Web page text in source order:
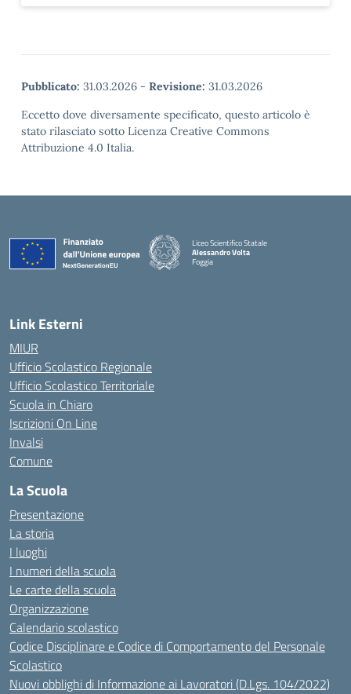
Pubblicato: 31.03.2026 - Revisione: 31.03.2026
Eccetto dove diversamente specificato, questo articolo è
stato rilasciato sotto Licenza Creative Commons
Attribuzione 4.0 Italia.
Liceo Scientifico Statale
Alessandro Volta
Foggia
— Visita la pagina iniziale della scuola
Link Esterni
MIUR
Ufficio Scolastico Regionale
Ufficio Scolastico Territoriale
Scuola in Chiaro
Iscrizioni On Line
Invalsi
Comune
La Scuola
Presentazione
La storia
I luoghi
I numeri della scuola
Le carte della scuola
Organizzazione
Calendario scolastico
Codice Disciplinare e Codice di Comportamento del Personale
Scolastico
Nuovi obblighi di Informazione ai Lavoratori (D.Lgs. 104/2022)